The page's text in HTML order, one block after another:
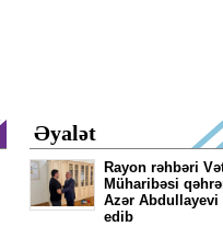
Əyalət
Rayon rəhbəri
Müharibəsi
Azər Abdullayevi
edib